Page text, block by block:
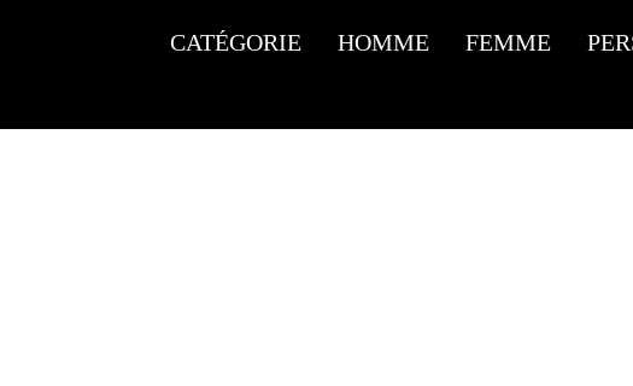
CATÉGORIE HOMME FEMME